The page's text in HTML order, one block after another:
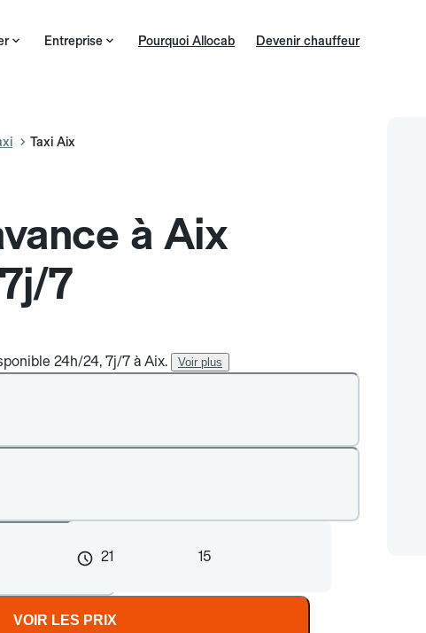
Entreprise Pourquoi Allocab Devenir chauffeur
Taxi Aix
à Aix
7
24h/24, 7j/7 à Aix. Voir plus
21 15
VOIR LES PRIX